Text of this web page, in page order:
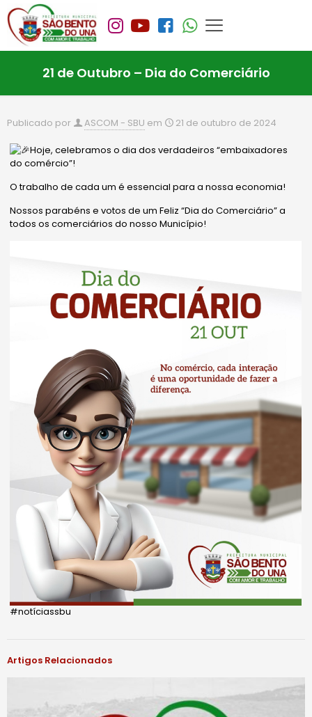
21 de Outubro – Dia do Comerciário
Publicado por ASCOM - SBU em 21 de outubro de 2024
Hoje, celebramos o dia dos verdadeiros “embaixadores
do comércio”!
O trabalho de cada um é essencial para a nossa economia!
Nossos parabéns e votos de um Feliz “Dia do Comerciário” a
todos os comerciários do nosso Município!
#notíciassbu
Artigos Relacionados